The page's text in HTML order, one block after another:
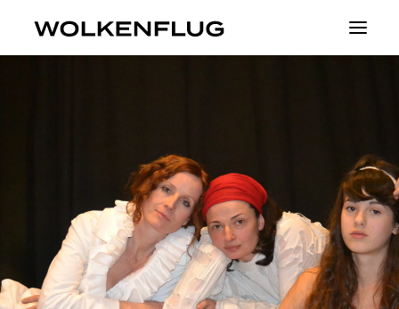
Fluid Identities
Projekte
About